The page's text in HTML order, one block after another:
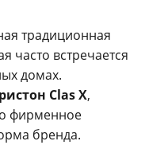
традиционная
часто встречается
домах.
Clas X,
фирменное
бренда.